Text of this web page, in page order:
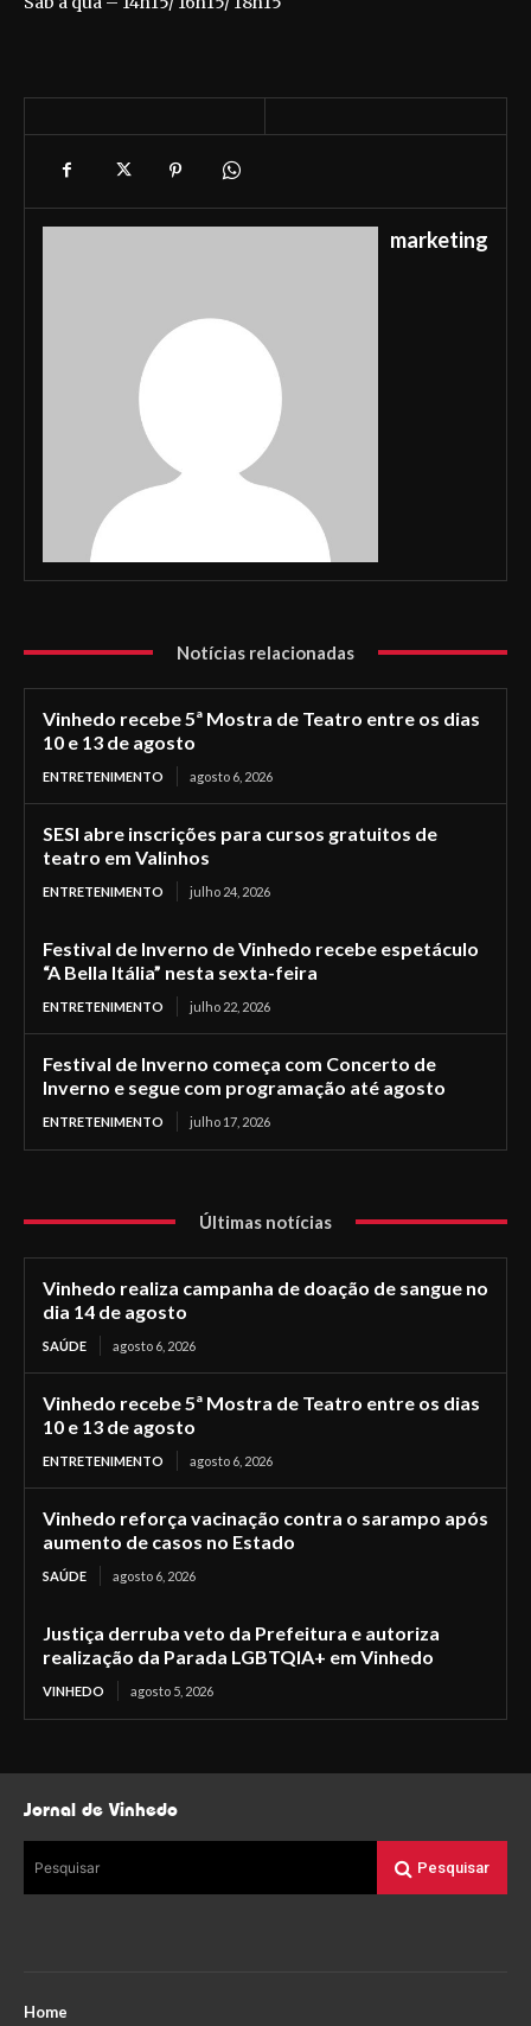
marketing
Notícias relacionadas
Vinhedo recebe 5ª Mostra de Teatro entre os dias
10 e 13 de agosto
ENTRETENIMENTO agosto 6, 2026
SESI abre inscrições para cursos gratuitos de
teatro em Valinhos
ENTRETENIMENTO julho 24, 2026
Festival de Inverno de Vinhedo recebe espetáculo
“A Bella Itália” nesta sexta-feira
ENTRETENIMENTO julho 22, 2026
Festival de Inverno começa com Concerto de
Inverno e segue com programação até agosto
ENTRETENIMENTO julho 17, 2026
Últimas notícias
Vinhedo realiza campanha de doação de sangue no
dia 14 de agosto
SAÚDE agosto 6, 2026
Vinhedo recebe 5ª Mostra de Teatro entre os dias
10 e 13 de agosto
ENTRETENIMENTO agosto 6, 2026
Vinhedo reforça vacinação contra o sarampo após
aumento de casos no Estado
SAÚDE agosto 6, 2026
Justiça derruba veto da Prefeitura e autoriza
realização da Parada LGBTQIA+ em Vinhedo
VINHEDO agosto 5, 2026
Jornal de Vinhedo
Pesquisar Pesquisar
Home